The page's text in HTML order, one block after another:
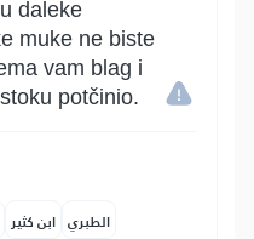
daleke
muke ne biste
vam blag i
potčinio.
ابن كثير الطبري